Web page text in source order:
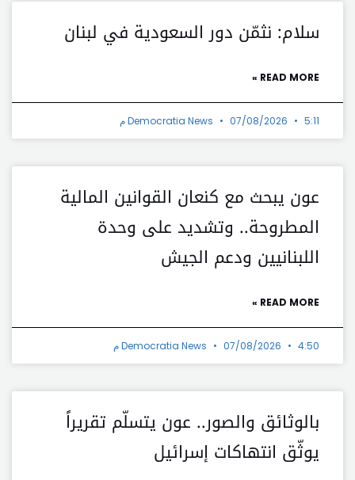
سلام: نثمّن دور السعودية في لبنان
READ MORE »
Democratia News 07/08/2026 5:11 م
عون يبحث مع كنعان القوانين المالية
المطروحة.. وتشديد على وحدة
اللبنانيين ودعم الجيش
READ MORE »
Democratia News 07/08/2026 4:50 م
بالوثائق والصور.. عون يتسلّم تقريراً
يوثّق انتهاكات إسرائيل